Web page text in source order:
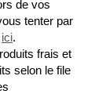
de vos
tenter par
ici.
frais et
selon le file